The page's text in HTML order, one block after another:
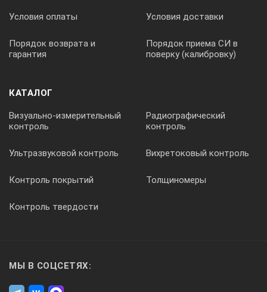
Условия оплаты Условия доставки
Порядок возврата и
гарантия
Порядок приема СИ в
поверку (калибровку)
КАТАЛОГ
Визуально-измерительный
контроль
Радиографический
контроль
Ультразвуковой контроль Вихретоковый контроль
Контроль покрытий Толщиномеры
Контроль твердости
МЫ В СОЦСЕТЯХ: